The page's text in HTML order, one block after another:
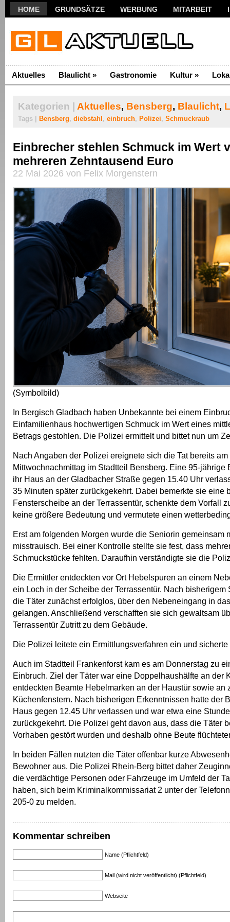
HOME GRUNDSÄTZE WERBUNG MITARBEIT
Aktuelles Blaulicht » Gastronomie Kultur »
Kategorien | Aktuelles, Bensberg, Blaulicht,
Tags | Bensberg, diebstahl , einbruch, Polizei, Schmuckraub
Einbrecher stehlen Schmuck im Wert
mehreren Zehntausend Euro
22 Mai 2026 von Felix Morgenstern
(Symbolbild)
In Bergisch Gladbach haben Unbekannte bei einem
Einfamilienhaus hochwertigen Schmuck im Wert eines
Betrags gestohlen. Die Polizei ermittelt und bittet nun um
Nach Angaben der Polizei ereignete sich die Tat bereits am
Mittwochnachmittag im Stadtteil Bensberg. Eine 95-jährige
ihr Haus an der Gladbacher Straße gegen 15.40 Uhr
35 Minuten später zurückgekehrt. Dabei bemerkte sie eine
Fensterscheibe an der Terrassentür, schenkte dem Vorfall
keine größere Bedeutung und vermutete einen
Erst am folgenden Morgen wurde die Seniorin gemeinsam
misstrauisch. Bei einer Kontrolle stellte sie fest, dass
Schmuckstücke fehlten. Daraufhin verständigte sie die
Die Ermittler entdeckten vor Ort Hebelspuren an einem
ein Loch in der Scheibe der Terrassentür. Nach bisherigem
die Täter zunächst erfolglos, über den Nebeneingang in
gelangen. Anschließend verschafften sie sich gewaltsam
Terrassentür Zutritt zu dem Gebäude.
Die Polizei leitete ein Ermittlungsverfahren ein und sicherte
Auch im Stadtteil Frankenforst kam es am Donnerstag zu
Einbruch. Ziel der Täter war eine Doppelhaushälfte an der
entdeckten Beamte Hebelmarken an der Haustür sowie an
Küchenfenstern. Nach bisherigen Erkenntnissen hatte der
Haus gegen 12.45 Uhr verlassen und war etwa eine
zurückgekehrt. Die Polizei geht davon aus, dass die Täter
Vorhaben gestört wurden und deshalb ohne Beute
In beiden Fällen nutzten die Täter offenbar kurze
Bewohner aus. Die Polizei Rhein-Berg bittet daher
die verdächtige Personen oder Fahrzeuge im Umfeld der
haben, sich beim Kriminalkommissariat 2 unter der
205-0 zu melden.
Kommentar schreiben
Name (Pflichtfeld)
Mail (wird nicht veröffentlicht) (Pflichtfeld)
Webseite